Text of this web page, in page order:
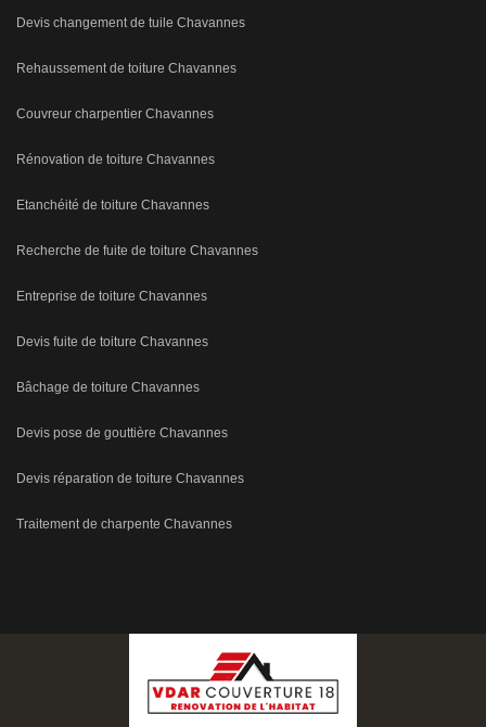
Devis changement de tuile Chavannes
Rehaussement de toiture Chavannes
Couvreur charpentier Chavannes
Rénovation de toiture Chavannes
Etanchéité de toiture Chavannes
Recherche de fuite de toiture Chavannes
Entreprise de toiture Chavannes
Devis fuite de toiture Chavannes
Bâchage de toiture Chavannes
Devis pose de gouttière Chavannes
Devis réparation de toiture Chavannes
Traitement de charpente Chavannes